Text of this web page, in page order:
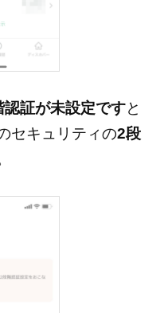
認証が未設定ですと
セキュリティの2段